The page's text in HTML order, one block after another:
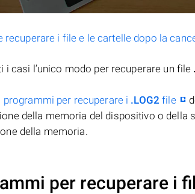
recuperare i file e le cartelle dopo la
i casi l’unico modo per recuperare un file
programmi per recuperare i .LOG2 file
della memoria del dispositivo o della
della memoria.
per recuperare i